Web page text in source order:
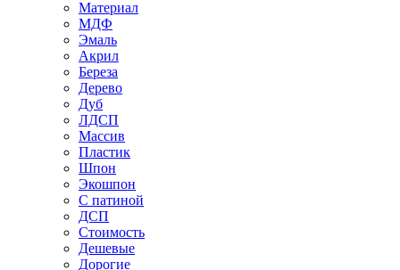
Материал
МДФ
Эмаль
Акрил
Береза
Дерево
Дуб
ЛДСП
Массив
Пластик
Шпон
Экошпон
С патиной
ДСП
Стоимость
Дешевые
Дорогие